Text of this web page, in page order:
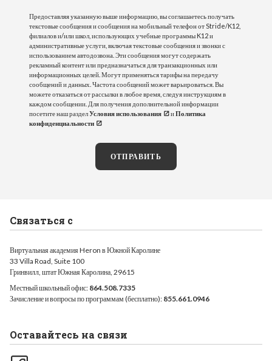
Предоставляя указанную выше информацию, вы соглашаетесь получать
текстовые сообщения и сообщения на мобильный телефон от Stride/K12,
филиалов и/или школ, использующих учебные программы K12 и
административные услуги, включая текстовые сообщения и звонки с
использованием автодозвона. Эти сообщения могут содержать
рекламный контент или предназначаться для транзакционных или
информационных целей. Могут применяться тарифы на передачу
сообщений и данных. Частота сообщений может варьироваться. Вы
можете отказаться от рассылки в любое время, следуя инструкциям в
каждом сообщении. Для получения дополнительной информации
посетите наш разделУсловия использования иПолитика
конфиденциальности
ОТПРАВИТЬ
Связаться с
Виртуальная академия Heron в Южной Каролине
33 Villa Road, Suite 100
Гринвилл, штат Южная Каролина, 29615
Местный школьный офис: 864.508.7335
Зачисление и вопросы по программам (бесплатно): 855.661.0946
Оставайтесь на связи